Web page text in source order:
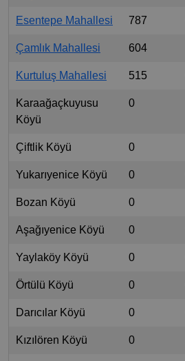
Esentepe Mahallesi 787
Çamlık Mahallesi 604
Kurtuluş Mahallesi 515
Karaağaçkuyusu
Köyü
0
Çiftlik Köyü 0
Yukarıyenice Köyü 0
Bozan Köyü 0
Aşağıyenice Köyü 0
Yaylaköy Köyü 0
Örtülü Köyü 0
Darıcılar Köyü 0
Kızılören Köyü 0